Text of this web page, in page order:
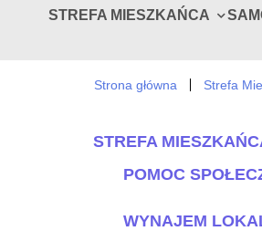
STREFA MIESZKAŃCA
Strona główna Strefa
STREFA
POMOC
WYNAJEM